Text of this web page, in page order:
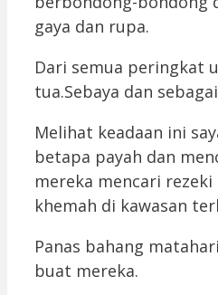
gaya dan rupa.
Dari semua peringkat
tua.Sebaya dan
Melihat keadaan ini
betapa payah dan
mereka mencari
khemah di kawasan
Panas bahang
buat mereka.